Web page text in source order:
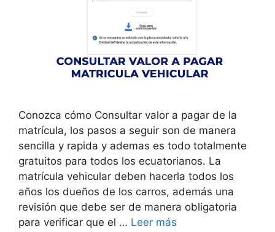
Conozca cómo Consultar valor a pagar de la
matrícula, los pasos a seguir son de manera
sencilla y rapida y ademas es todo totalmente
gratuitos para todos los ecuatorianos. La
matrícula vehicular deben hacerla todos los
años los dueños de los carros, además una
revisión que debe ser de manera obligatoria
para verificar que el … Leer más